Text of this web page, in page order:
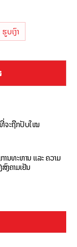
ຮູບເງົາ
ທີ່ຈະຖືກປັບໃໝ
ນທະຫານ ແລະ ຄວາມ
ງຄາມເຢັນ